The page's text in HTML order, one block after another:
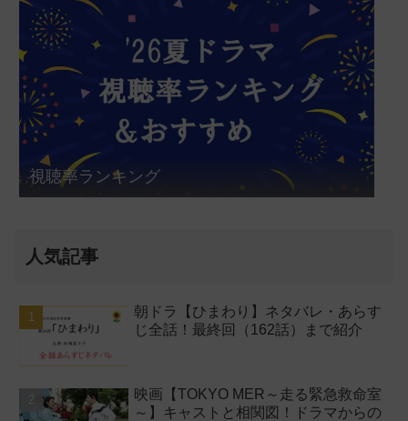
視聴率ランキング
人気記事
朝ドラ【ひまわり】ネタバレ・あらす
じ全話！最終回（162話）まで紹介
映画【TOKYO MER～走る緊急救命室
～】キャストと相関図！ドラマからの